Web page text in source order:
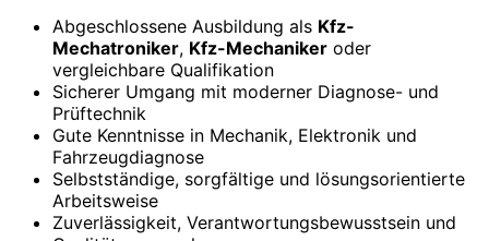
Abgeschlossene Ausbildung als Kfz-
Mechatroniker, Kfz-Mechaniker oder
vergleichbare Qualifikation
Sicherer Umgang mit moderner Diagnose- und
Prüftechnik
Gute Kenntnisse in Mechanik, Elektronik und
Fahrzeugdiagnose
Selbstständige, sorgfältige und lösungsorientierte
Arbeitsweise
Zuverlässigkeit, Verantwortungsbewusstsein und